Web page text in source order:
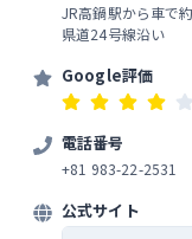
JR高鍋駅から車で
県道24号線沿い
Google評価
電話番号
+81 983-22-2531
公式サイト